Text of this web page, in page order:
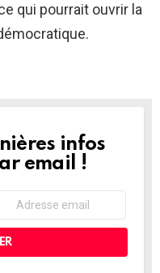
qui pourrait ouvrir la
infos
email !